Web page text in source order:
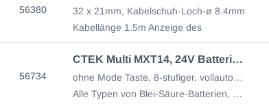
56380
32 x 21mm, Kabelschuh-Loch-ø 8.4mm
Kabellänge 1.5m Anzeige des
56734
CTEK Multi MXT14, 24V Batterieladegerät 14A
ohne Mode Taste, 8-stufiger, vollautomatischer Ladezyklus
Alle Typen von Blei-Säure-Batterien, 24V, nass, Wartungsfrei, Ca/Ca, AGM, GEL